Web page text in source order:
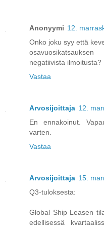
Anonyymi 12.
Onko joku syy että
negatiivista ilmoitusta?
Vastaa
Arvosijoittaja 12.
En ennakoinut.
varten.
Vastaa
Arvosijoittaja 15.
Q3-tuloksesta:
Global Ship Leasen
edellisessä